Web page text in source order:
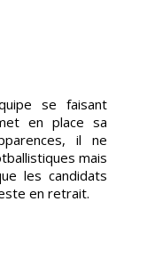
se faisant
en place sa
il ne
mais
les candidats
en retrait.